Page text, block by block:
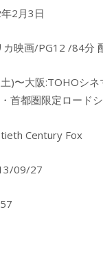
2月3日
映画/PG12 /84分
)〜大阪:TOHOシネ
首都圏限定ロード
Century Fox
09/27